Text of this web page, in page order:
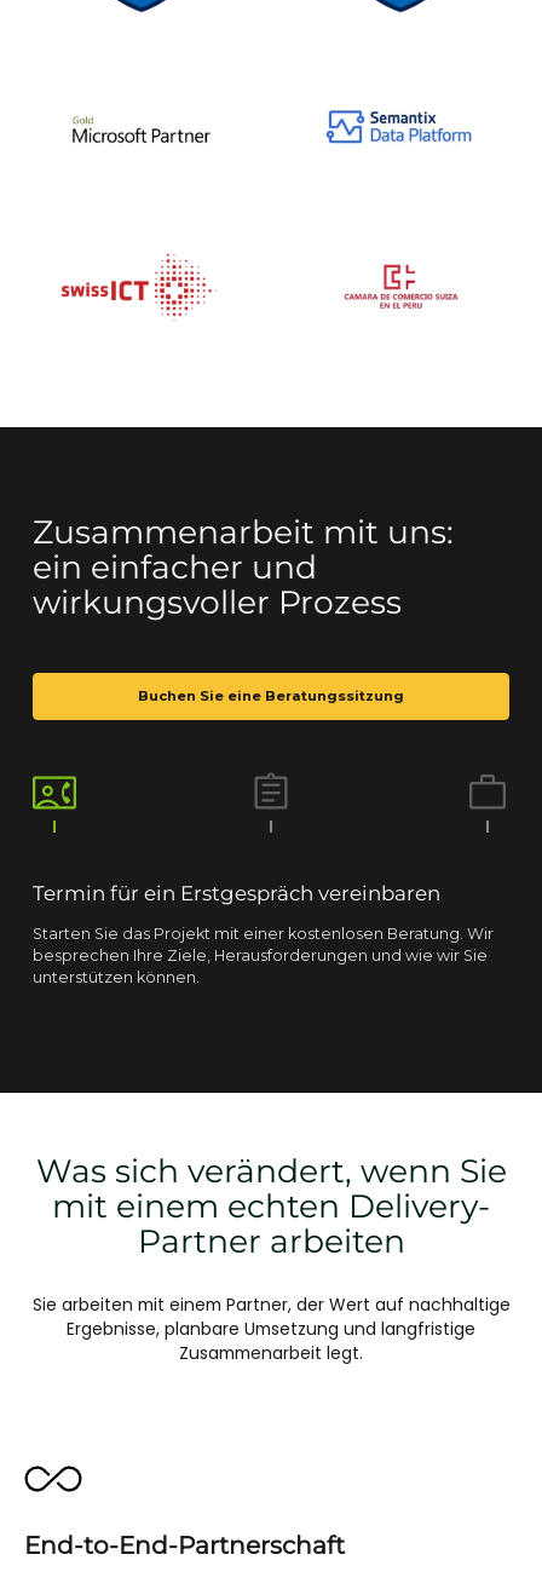
Zusammenarbeit mit uns:
ein einfacher und
wirkungsvoller Prozess
Buchen Sie eine Beratungssitzung
Termin für ein Erstgespräch vereinbaren
Starten Sie das Projekt mit einer kostenlosen Beratung. Wir
besprechen Ihre Ziele, Herausforderungen und wie wir Sie
unterstützen können.
Was sich verändert, wenn Sie
mit einem echten Delivery-
Partner arbeiten
Sie arbeiten mit einem Partner, der Wert auf nachhaltige
Ergebnisse, planbare Umsetzung und langfristige
Zusammenarbeit legt.
End-to-End-Partnerschaft